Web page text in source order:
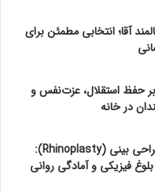
آقا؛ انتخابی مطمئن برای
بر حفظ استقلال، عزت‌نفس و
در خانه
بهترین سن برای جراحی بینی (Rhinoplasty):
فیزیکی و آمادگی روانی